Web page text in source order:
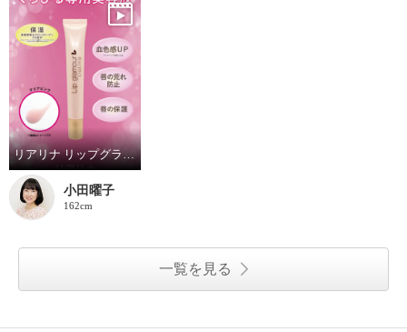
リアリナ リップグラマー クリアピンク
小田曜子
162cm
一覧を見る